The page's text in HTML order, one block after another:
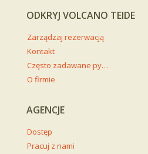
ODKRYJ VOLCANO TEIDE
Zarządzaj rezerwacją
Kontakt
Często zadawane pytania
O firmie
AGENCJE
Dostęp
Pracuj z nami